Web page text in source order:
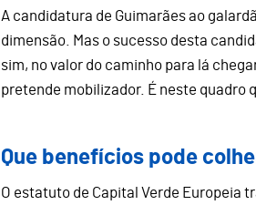
A candidatura de Guimarães ao
dimensão. Mas o sucesso desta
sim, no valor do caminho para lá
pretende mobilizador. É neste quadro
Que benefícios pode
O estatuto de Capital Verde Europeia